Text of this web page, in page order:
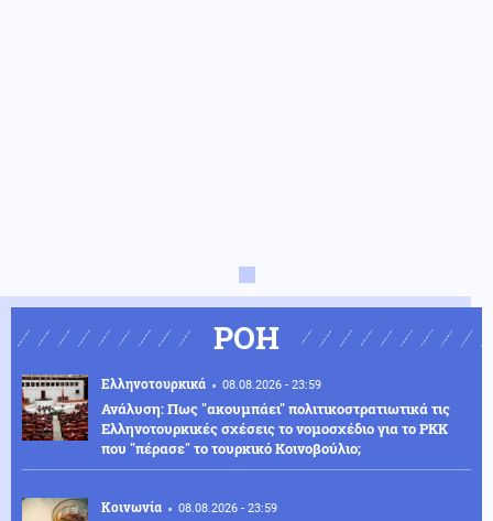
ΡΟΗ
Ελληνοτουρκικά 08.08.2026 - 23:59
Ανάλυση: Πως "ακουμπάει" πολιτικοστρατιωτικά τις
Ελληνοτουρκικές σχέσεις το νομοσχέδιο για το PKK
που "πέρασε" το τουρκικό Κοινοβούλιο;
Κοινωνία 08.08.2026 - 23:59